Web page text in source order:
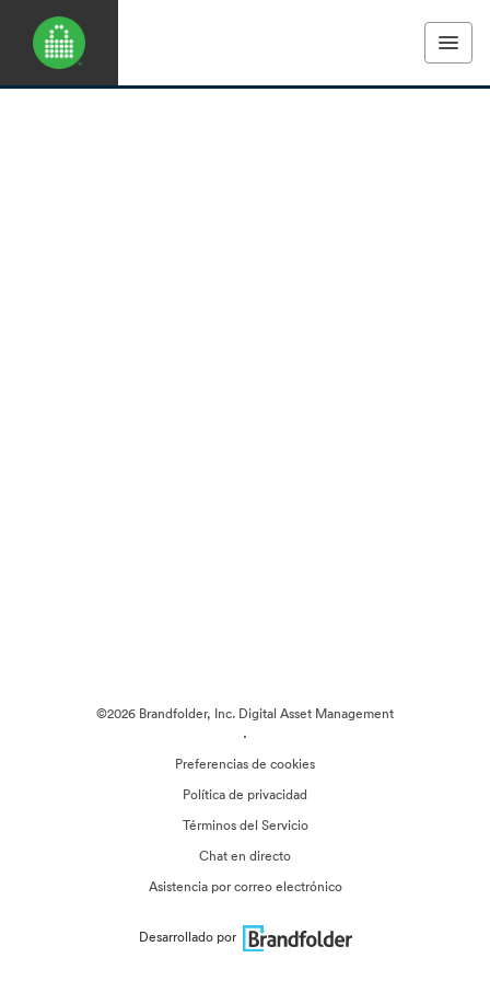
©2026 Brandfolder, Inc. Digital Asset Management
·
Preferencias de cookies
Política de privacidad
Términos del Servicio
Chat en directo
Asistencia por correo electrónico
Desarrollado por